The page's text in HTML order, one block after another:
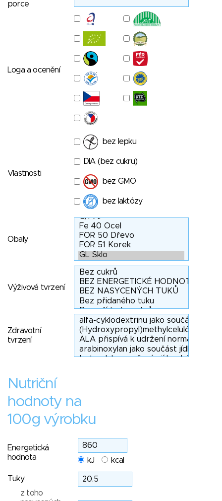
porce
Loga a ocenění
Vlastnosti
bez lepku
DIA (bez cukru)
bez GMO
bez laktózy
Obaly
Výživová tvrzení
Zdravotní
tvrzení
Nutriční
hodnoty na
100g výrobku
Energetická
hodnota
kJ kcal
Tuky
z toho